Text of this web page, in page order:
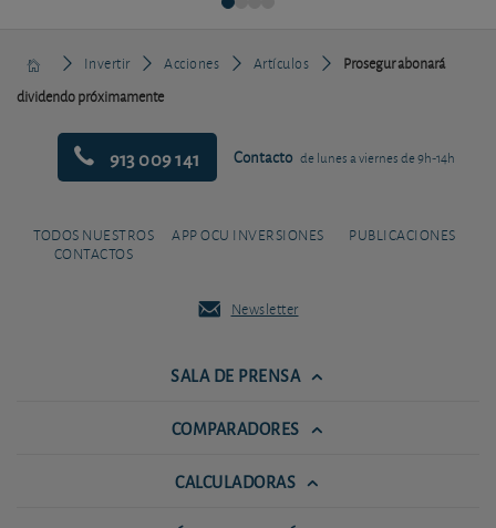
Invertir Acciones Artículos
Prosegur abonará
dividendo próximamente
913 009 141 Contacto de lunes a viernes de 9h-14h
TODOS NUESTROS
CONTACTOS
APP OCU INVERSIONES PUBLICACIONES
Newsletter
SALA DE PRENSA
COMPARADORES
CALCULADORAS